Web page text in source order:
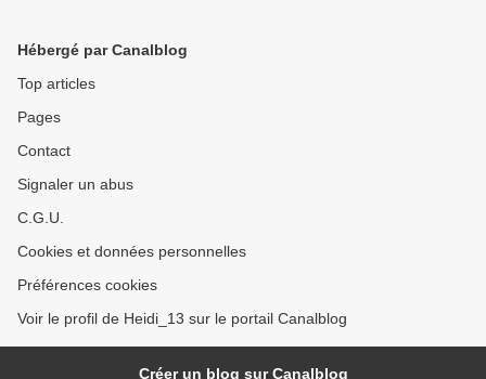
Hébergé par Canalblog
Top articles
Pages
Contact
Signaler un abus
C.G.U.
Cookies et données personnelles
Préférences cookies
Voir le profil de Heidi_13 sur le portail Canalblog
Créer un blog sur Canalblog